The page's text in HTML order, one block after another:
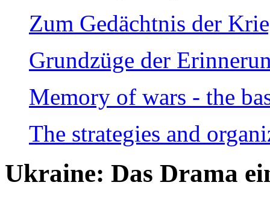
Zum Gedächtnis der
Grundzüge der
Memory of wars - the
The strategies and
Ukraine: Das Drama